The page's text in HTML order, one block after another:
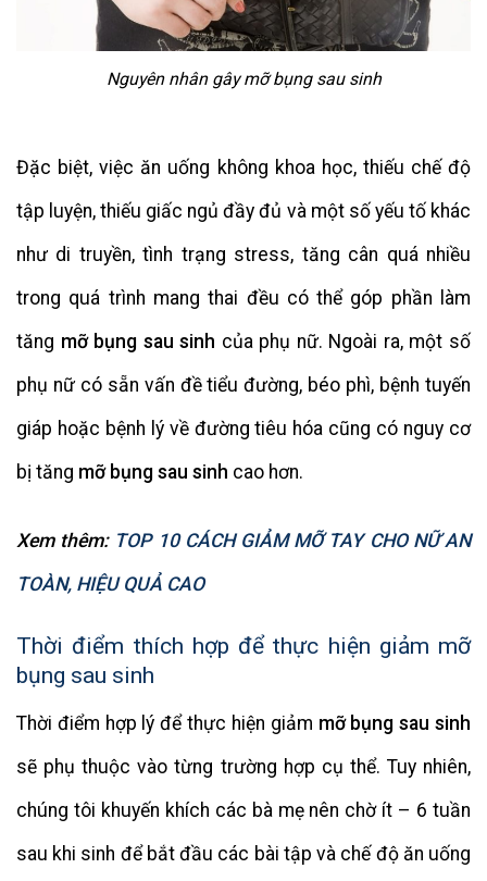
Nguyên nhân gây mỡ bụng sau sinh
Đặc biệt, việc ăn uống không khoa học, thiếu chế độ
tập luyện, thiếu giấc ngủ đầy đủ và một số yếu tố khác
như di truyền, tình trạng stress, tăng cân quá nhiều
trong quá trình mang thai đều có thể góp phần làm
tăng mỡ bụng sau sinh của phụ nữ. Ngoài ra, một số
phụ nữ có sẵn vấn đề tiểu đường, béo phì, bệnh tuyến
giáp hoặc bệnh lý về đường tiêu hóa cũng có nguy cơ
bị tăng mỡ bụng sau sinh cao hơn.
Xem thêm: TOP 10 CÁCH GIẢM MỠ TAY CHO NỮ AN
TOÀN, HIỆU QUẢ CAO
Thời điểm thích hợp để thực hiện giảm mỡ
bụng sau sinh
Thời điểm hợp lý để thực hiện giảm mỡ bụng sau sinh
sẽ phụ thuộc vào từng trường hợp cụ thể. Tuy nhiên,
chúng tôi khuyến khích các bà mẹ nên chờ ít – 6 tuần
sau khi sinh để bắt đầu các bài tập và chế độ ăn uống